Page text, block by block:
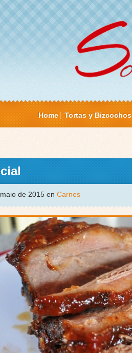
Home Tortas y Bizcochos
de 2015 en Carnes